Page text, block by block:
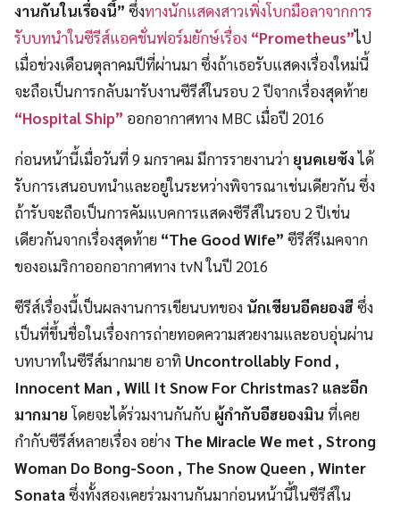
งานกันในเรื่องนี้” ซึ่งทางนักแสดงสาวเพิ่งโบกมือลาจากการ
รับบทนำในซีรีส์แอคชั่นฟอร์มยักษ์เรื่อง “Prometheus”ไป
เมื่อช่วงเดือนตุลาคมปีที่ผ่านมา ซึ่งถ้าเธอรับแสดงเรื่องใหม่นี้
จะถือเป็นการกลับมารับงานซีรีส์ในรอบ 2 ปีจากเรื่องสุดท้าย
“Hospital Ship” ออกอากาศทาง MBC เมื่อปี 2016
ก่อนหน้านี้เมื่อวันที่ 9 มกราคม มีการรายงานว่า ยุนคเยซังได้
รับการเสนอบทนำและอยู่ในระหว่างพิจารณาเช่นเดียวกัน ซึ่ง
ถ้ารับจะถือเป็นการคัมแบคการแสดงซีรีส์ในรอบ 2 ปีเช่น
เดียวกันจากเรื่องสุดท้าย “The Good Wife” ซีรีส์รีเมคจาก
ของอเมริกาออกอากาศทาง tvN ในปี 2016
ซีรีส์เรื่องนี้เป็นผลงานการเขียนบทของ นักเขียนอีคยองฮีซึ่ง
เป็นที่ขึ้นชื่อในเรื่องการถ่ายทอดความสวยงามและอบอุ่นผ่าน
บทบาทในซีรีส์มากมาย อาทิ Uncontrollably Fond ,
Innocent Man , Will It Snow For Christmas? และอีก
มากมายโดยจะได้ร่วมงานกันกับ ผู้กำกับอีฮยองมิน ที่เคย
กำกับซีรีส์หลายเรื่อง อย่าง The Miracle We met , Strong
Woman Do Bong-Soon , The Snow Queen , Winter
Sonataซึ่งทั้งสองเคยร่วมงานกันมาก่อนหน้านี้ในซีรีส์ใน